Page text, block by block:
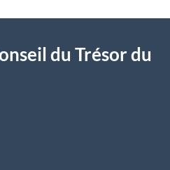
du Trésor du